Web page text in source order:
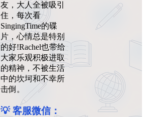
友，大人全被吸引
住，每次看
SingingTime的碟
片，心情总是特别
的好!Rachel也带给
大家乐观积极进取
的精神，不被生活
中的坎坷和不幸所
击倒。
💡 客服微信：